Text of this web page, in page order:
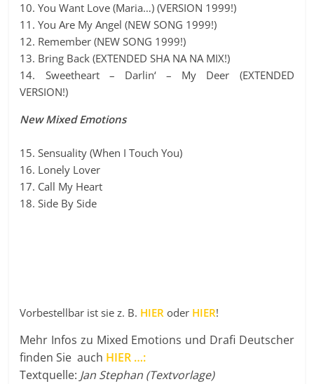
10. You Want Love (Maria…) (VERSION 1999!)
11. You Are My Angel (NEW SONG 1999!)
12. Remember (NEW SONG 1999!)
13. Bring Back (EXTENDED SHA NA NA MIX!)
14. Sweetheart – Darlin‘ – My Deer (EXTENDED
VERSION!)
New Mixed Emotions
15. Sensuality (When I Touch You)
16. Lonely Lover
17. Call My Heart
18. Side By Side
Vorbestellbar ist sie z. B. HIER oder HIER!
Mehr Infos zu Mixed Emotions und Drafi Deutscher
finden Sie auch HIER …:
Textquelle: Jan Stephan (Textvorlage)